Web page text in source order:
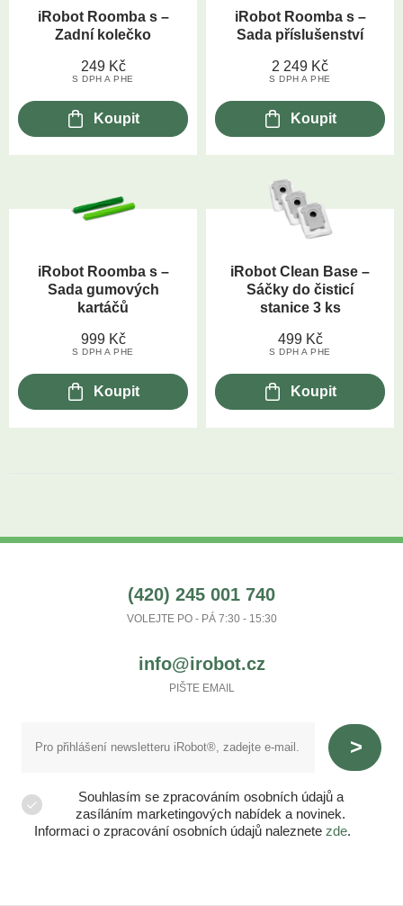
iRobot Roomba s –
Zadní kolečko
249 Kč
S DPH A PHE
Koupit
iRobot Roomba s –
Sada příslušenství
2 249 Kč
S DPH A PHE
Koupit
iRobot Roomba s –
Sada gumových
kartáčů
999 Kč
S DPH A PHE
Koupit
iRobot Clean Base –
Sáčky do čisticí
stanice 3 ks
499 Kč
S DPH A PHE
Koupit
(420) 245 001 740
VOLEJTE PO - PÁ 7:30 - 15:30
info@irobot.cz
PIŠTE EMAIL
Souhlasím se zpracováním osobních údajů a
zasíláním marketingových nabídek a novinek.
Informaci o zpracování osobních údajů naleznete zde.